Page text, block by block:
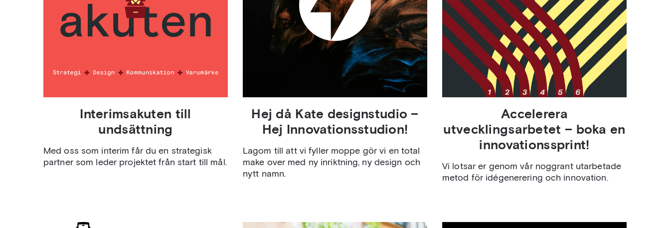
Interimsakuten till
undsättning
Med oss som interim får du en strategisk
partner som leder projektet från start till mål.
Hej då Kate designstudio –
Hej Innovationsstudion!
Lagom till att vi fyller moppe gör vi en total
make over med ny inriktning, ny design och
nytt namn.
Accelerera
utvecklingsarbetet – boka en
innovationssprint!
Vi lotsar er genom vår noggrant utarbetade
metod för idégenerering och innovation.